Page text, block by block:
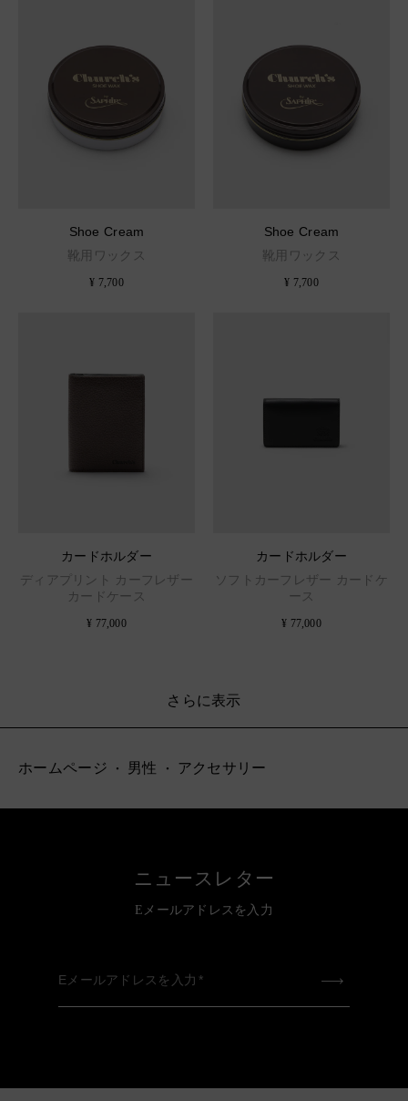
Shoe Cream
靴用ワックス
¥ 7,700
Shoe Cream
靴用ワックス
¥ 7,700
カードホルダー
ディアプリント カーフレザー
カードケース
¥ 77,000
カードホルダー
ソフトカーフレザー カードケ
ース
¥ 77,000
さらに表示
ホームページ 男性 アクセサリー
ニュースレター
Eメールアドレスを入力
Eメールアドレスを入力